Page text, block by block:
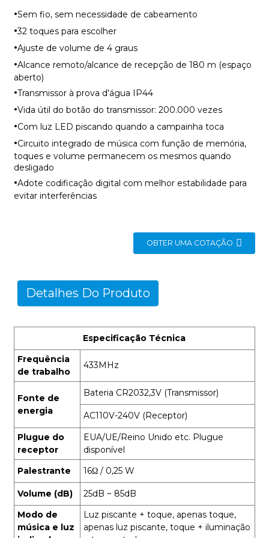
·Sem fio, sem necessidade de cabeamento
·32 toques para escolher
·Ajuste de volume de 4 graus
·Alcance remoto/alcance de recepção de 180 m (espaço
aberto)
·Transmissor à prova d'água IP44
·Vida útil do botão do transmissor: 200.000 vezes
·Com luz LED piscando quando a campainha toca
·Circuito integrado de música com função de memória,
toques e volume permanecem os mesmos quando
desligado
·Adote codificação digital com melhor estabilidade para
evitar interferências
OBTER UMA COTAÇÃO
Detalhes Do Produto
Especificação Técnica
Frequência
de trabalho
433MHz
Fonte de
energia
Bateria CR2032,3V (Transmissor)
AC110V-240V (Receptor)
Plugue do
receptor
EUA/UE/Reino Unido etc. Plugue
disponível
Palestrante
16Ω / 0,25 W
Volume (dB)
25dB ~ 85dB
Modo de
música e luz
Luz piscante + toque, apenas toque,
apenas luz piscante, toque + iluminação